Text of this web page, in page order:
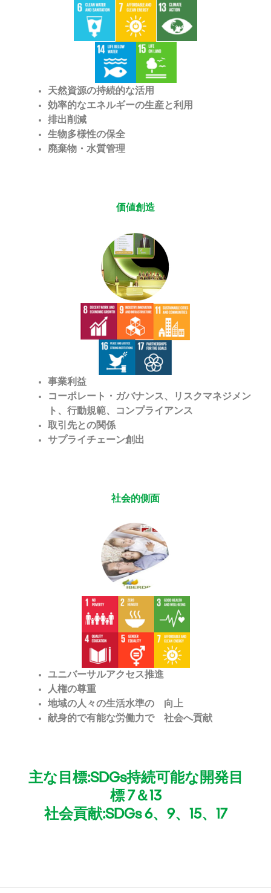
天然資源の持続的な活用
効率的なエネルギーの生産と利用
排出削減
生物多様性の保全
廃棄物 ・ 水質管理
価値創造
事業利益
コーポレート・ガバナンス、リスクマネジメン
ト、行動規範、コンプライアンス
取引先との関係
サプライチェーン創出
社会的側面
ユニバーサルアクセス推進
人権の尊重
地域の人々の生活水準の
向上
献身的で有能な労働力で 社会へ貢献
主な目標:SDGs持続可能な開発目
標 7＆13
社会貢献:SDGs 6、9、15、17